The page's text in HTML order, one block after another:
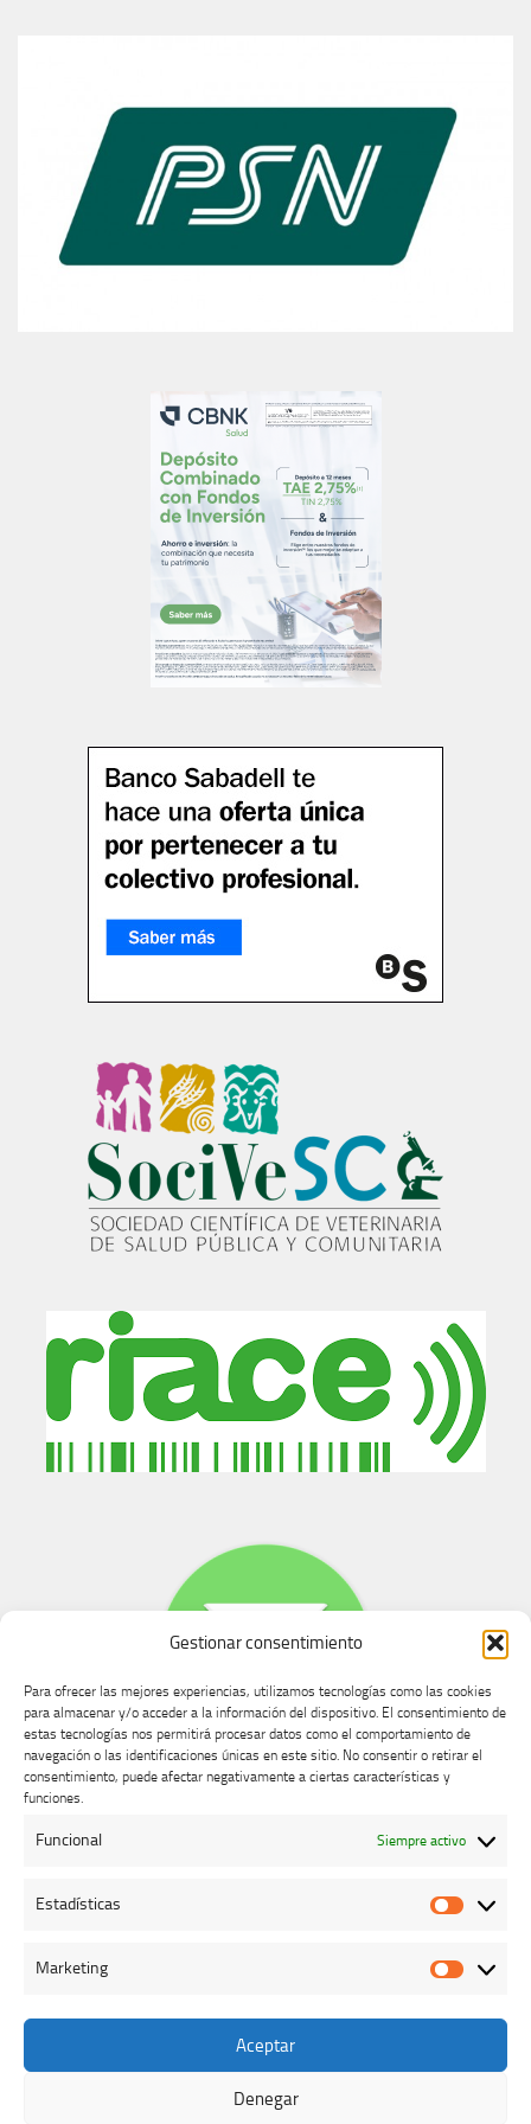
Gestionar consentimiento
Para ofrecer las mejores experiencias, utilizamos tecnologías como las cookies
para almacenar y/o acceder a la información del dispositivo. El consentimiento de
estas tecnologías nos permitirá procesar datos como el comportamiento de
navegación o las identificaciones únicas en este sitio. No consentir o retirar el
consentimiento, puede afectar negativamente a ciertas características y
funciones.
Funcional Siempre activo
Estadísticas
Marketing
Aceptar
Denegar
Buzón de dudas, quejas y sugerencias
Colegio Oficial de Veterinarios de Cáceres © 2026. Todos los